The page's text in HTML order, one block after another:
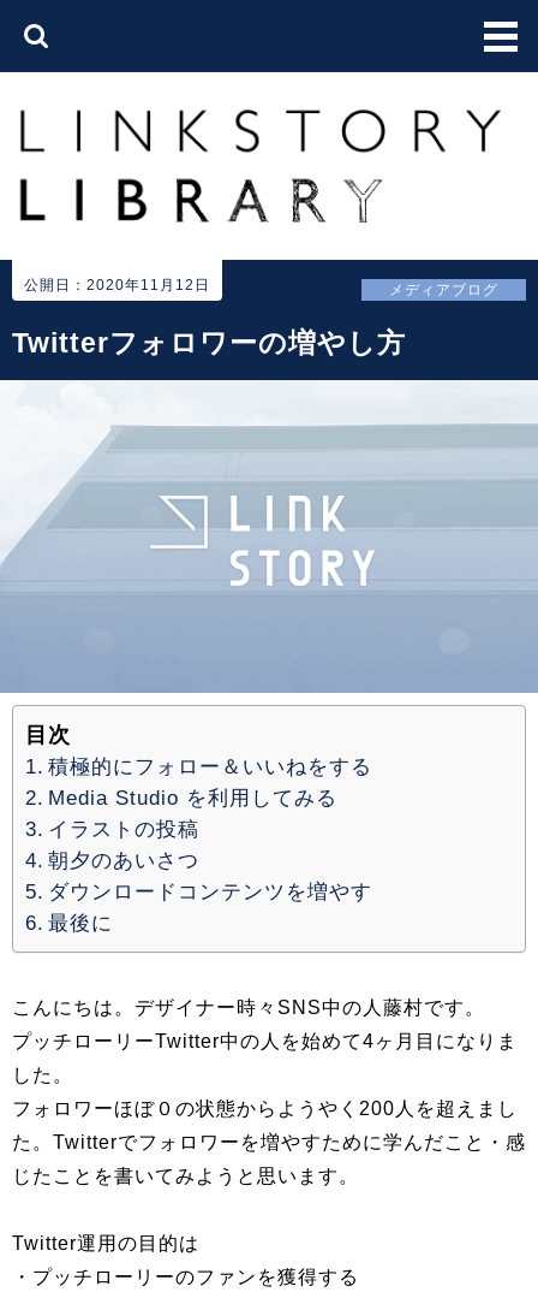
公開日：2020年11月12日 メディアブログ
Twitterフォロワーの増やし方
目次
積極的にフォロー＆いいねをする
Media Studio を利用してみる
イラストの投稿
朝夕のあいさつ
ダウンロードコンテンツを増やす
最後に
こんにちは。デザイナー時々SNS中の人藤村です。
プッチローリーTwitter中の人を始めて4ヶ月目になりま
した。
フォロワーほぼ０の状態からようやく200人を超えまし
た。Twitterでフォロワーを増やすために学んだこと・感
じたことを書いてみようと思います。
Twitter運用の目的は
・プッチローリーのファンを獲得する